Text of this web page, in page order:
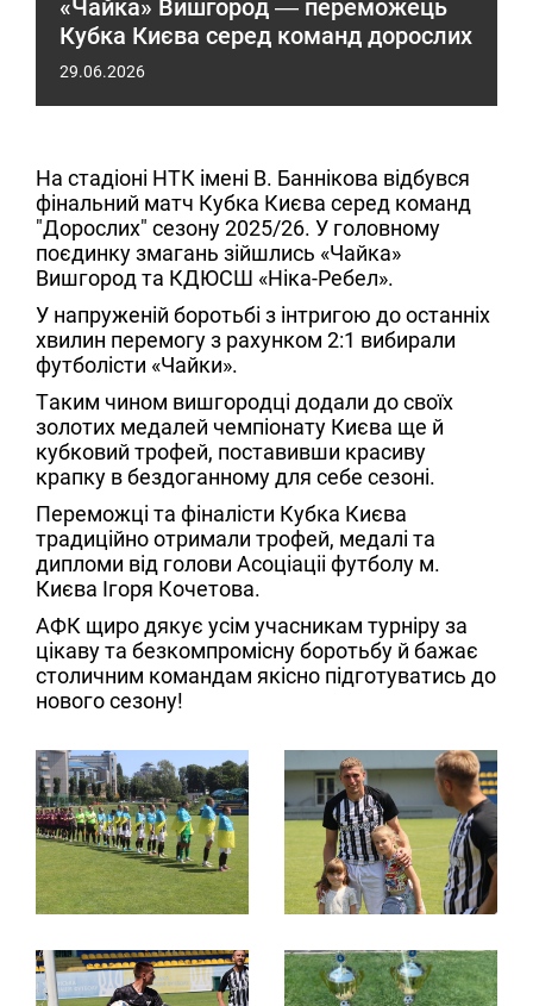
«Чайка» Вишгород — переможець
Кубка Києва серед команд дорослих
29.06.2026
На стадіоні НТК імені В. Баннікова відбувся
фінальний матч Кубка Києва серед команд
"Дорослих" сезону 2025/26. У головному
поєдинку змагань зійшлись «Чайка»
Вишгород та КДЮСШ «Ніка-Ребел».
У напруженій боротьбі з інтригою до останніх
хвилин перемогу з рахунком 2:1 вибирали
футболісти «Чайки».
Таким чином вишгородці додали до своїх
золотих медалей чемпіонату Києва ще й
кубковий трофей, поставивши красиву
крапку в бездоганному для себе сезоні.
Переможці та фіналісти Кубка Києва
традиційно отримали трофей, медалі та
дипломи від голови Асоціаціі футболу м.
Києва Ігоря Кочетова.
АФК щиро дякує усім учасникам турніру за
цікаву та безкомпромісну боротьбу й бажає
столичним командам якісно підготуватись до
нового сезону!